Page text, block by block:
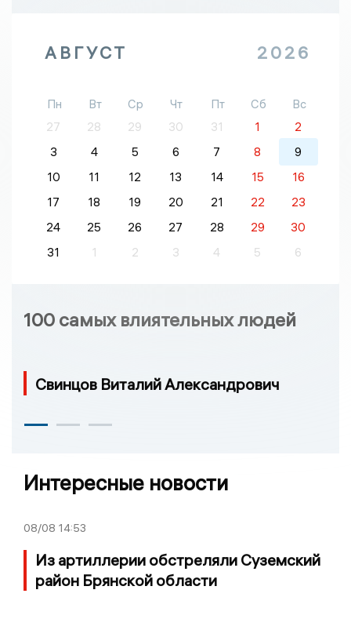
АВГУСТ 2026
Пн Вт Ср Чт Пт Сб
Вс
27
28 29 30 31 1
2
3
4 5 6 7 8
9
10
11 12 13 14 15
16
17
18 19 20 21 22
23
24
25 26 27 28 29
30
31
1 2 3 4 5 6
100 самых влиятельных людей
Свинцов Виталий Александрович
Интересные новости
08/08 14:53
Из артиллерии обстреляли Суземский
район Брянской области